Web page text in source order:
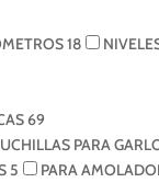
18
69
PARA
5 PARA